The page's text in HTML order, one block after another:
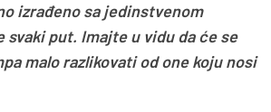
izrađeno sa jedinstvenom
svaki put. Imajte u vidu da će se
malo razlikovati od one koju nosi